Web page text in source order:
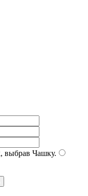
выбрав Чашку.